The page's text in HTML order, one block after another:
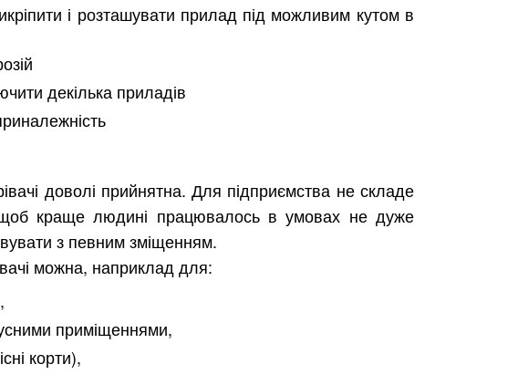
і розташувати прилад під можливим кутом в
декілька приладів
доволі прийнятна. Для підприємства не складе
краще людині працювалось в умовах не дуже
з певним зміщенням.
можна, наприклад для:
приміщеннями,
корти),
Харків Одесса
Вінниця